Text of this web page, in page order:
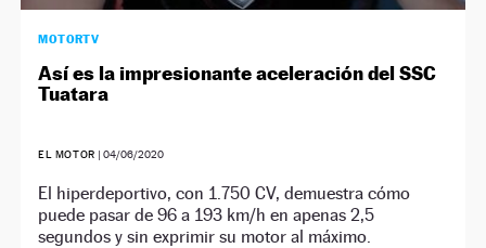
MOTORTV
Así es la impresionante aceleración del SSC
Tuatara
EL MOTOR | 04/06/2020
El hiperdeportivo, con 1.750 CV, demuestra cómo
puede pasar de 96 a 193 km/h en apenas 2,5
segundos y sin exprimir su motor al máximo.